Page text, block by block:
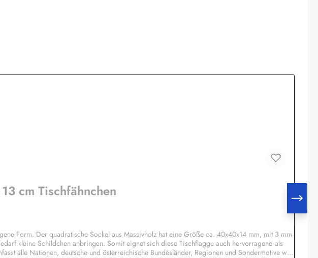
cm Tischfähnchen
Form. Der quadratische Sockel aus Massivholz hat eine Größe ca. 40x40x14 mm, mit 3 mm
kleine Schildchen anbringen. Somit eignet sich diese Tischflagge auch hervorragend als
alle Nationen, deutsche und österreichische Bundesländer, Regionen und Sondermotive wie